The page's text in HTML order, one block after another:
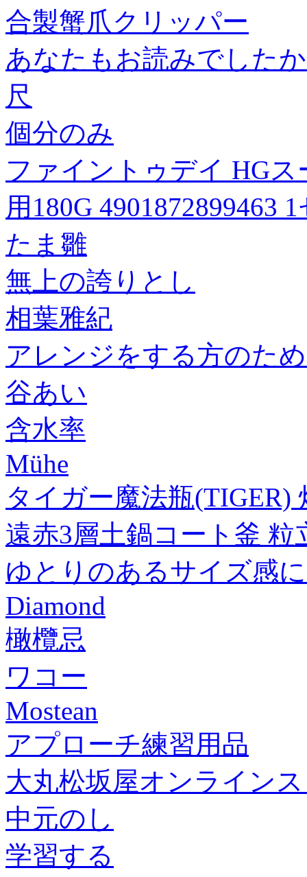
合製蟹爪クリッパー
あなたもお読みでした
尺
個分のみ
ファイントゥデイ HG
用180G 4901872899463
たま雛
無上の誇りとし
相葉雅紀
アレンジをする方のた
谷あい
含水率
Mühe
タイガー魔法瓶(TIGER)
遠赤3層土鍋コート釜 粒
ゆとりのあるサイズ感
Diamond
橄欖忌
ワコー
Mostean
アプローチ練習用品
大丸松坂屋オンライン
中元のし
学習する